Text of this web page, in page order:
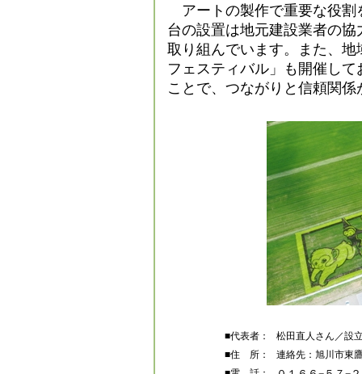
アートの製作で重要な役割
台の設置は地元建設業者の
取り組んでいます。また、
フェスティバル」も開催し
ことで、つながりと信頼関
■代表者：
松田直人さん／設
■住 所：
連絡先：旭川市東